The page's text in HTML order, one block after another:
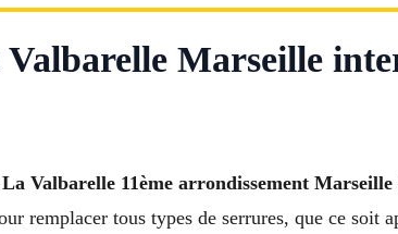
Marseille
Valbarelle 11ème arrondissement Marseille
remplacer tous types de serrures, que ce soit